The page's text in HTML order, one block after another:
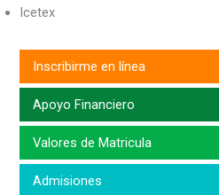
Icetex
Inscribirme en línea
Apoyo Financiero
Valores de Matricula
Admisiones